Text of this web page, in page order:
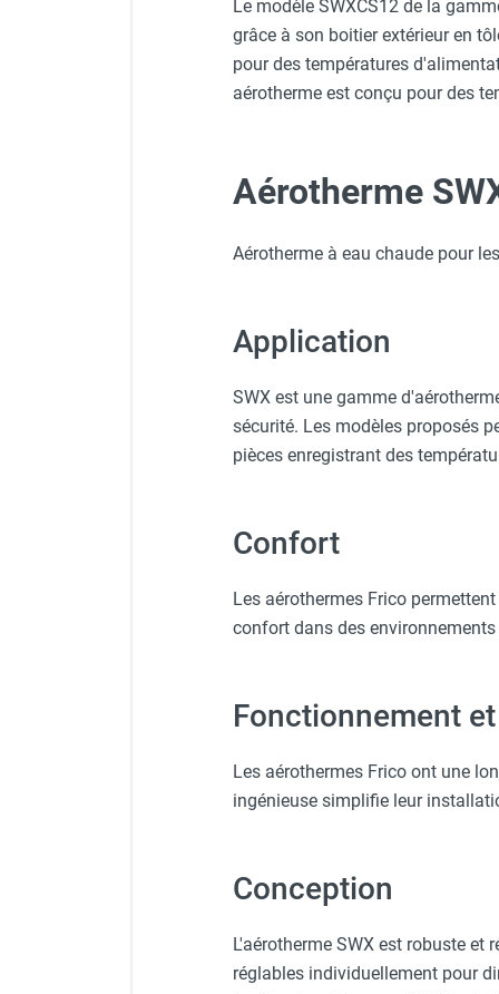
Chauffage FARM au gaz
Chauffage FARM au fioul
Chauffage d'atelier granulés / bois /
Aérotherme électrique
Aérotherme au fioul
Chauffage mobile électrique, fioul et
Chauffage mobile électrique
Chauffage électrique soufflant
Chauffage haute température pour
Chauffage électrique infrarouge
Chauffage électrique par convection
Chauffage mobile au fioul et GNR
cheminée et réservoir intégré
Chauffage fioul soufflant sans
Chauffage fioul
infrarouge/rayonnant
Chauffage mobile au gaz à
Chauffage mobile au gaz à
combustion indirecte
Chauffage mobile au gaz rayonnant
Le modèle SWXCS12 de la
grâce à son boitier extérieur en
pour des températures
aérotherme est conçu pour des
Aérotherme
Aérotherme à eau chaude pour
Application
SWX est une gamme
sécurité. Les modèles proposés
pièces enregistrant des
Confort
Les aérothermes Frico
confort dans des
Fonctionnement
Les aérothermes Frico ont une
ingénieuse simplifie leur
Conception
L'aérotherme SWX est robuste
réglables individuellement pour